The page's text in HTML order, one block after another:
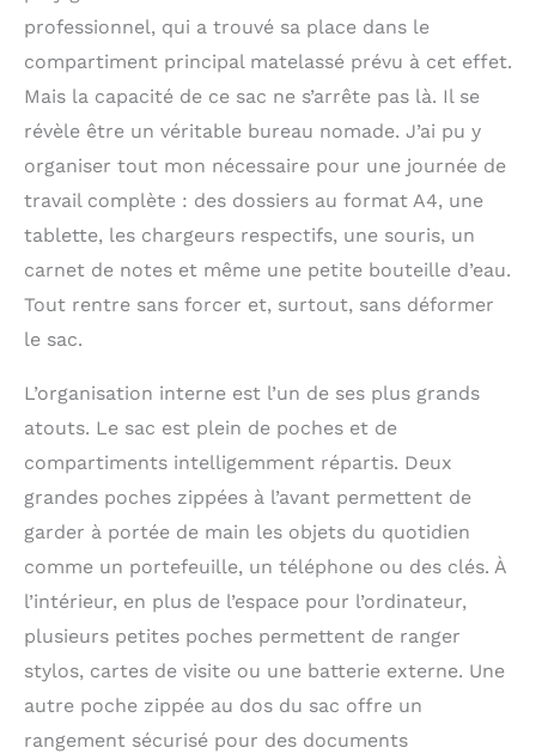
professionnel, qui a trouvé sa place dans le
compartiment principal matelassé prévu à cet effet.
Mais la capacité de ce sac ne s’arrête pas là. Il se
révèle être un véritable bureau nomade. J’ai pu y
organiser tout mon nécessaire pour une journée de
travail complète : des dossiers au format A4, une
tablette, les chargeurs respectifs, une souris, un
carnet de notes et même une petite bouteille d’eau.
Tout rentre sans forcer et, surtout, sans déformer
le sac.
L’organisation interne est l’un de ses plus grands
atouts. Le sac est plein de poches et de
compartiments intelligemment répartis. Deux
grandes poches zippées à l’avant permettent de
garder à portée de main les objets du quotidien
comme un portefeuille, un téléphone ou des clés. À
l’intérieur, en plus de l’espace pour l’ordinateur,
plusieurs petites poches permettent de ranger
stylos, cartes de visite ou une batterie externe. Une
autre poche zippée au dos du sac offre un
rangement sécurisé pour des documents